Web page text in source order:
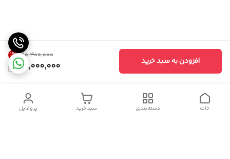
۳۰٬۴۰۰٬۰۰۰ 1%
30,000,000 افزودن به سبد خرید
پروفایل سبد خرید دسته‌بندی خانه